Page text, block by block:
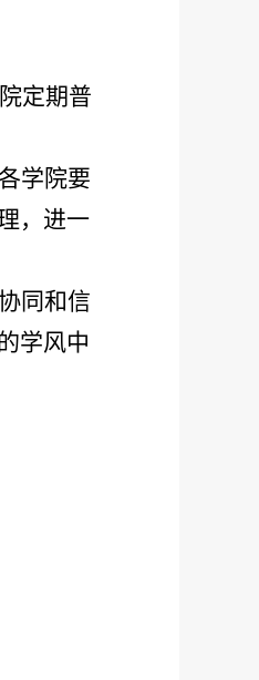
定期普
学院要
， 进一
同和信
学风中